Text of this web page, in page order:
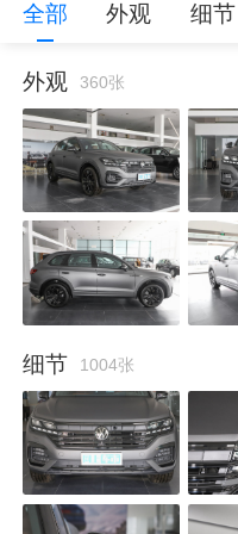
全部 外观 细节
外观 360张
细节 1004张